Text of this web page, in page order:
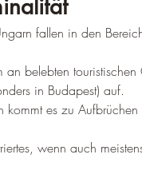
fallen in den
an belebten
in Budapest) auf.
kommt es zu
wenn auch